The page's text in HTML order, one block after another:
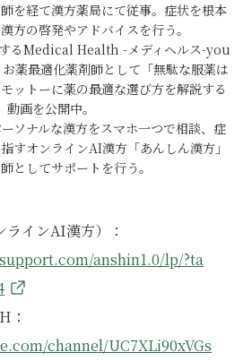
を経て漢方薬局にて従事。症状を根本
方の啓発やアドバイスを行う。
るMedical Health -メディヘルス-you
薬最適化薬剤師として「無駄な服薬は
ットーに薬の最適な選び方を解説する
動画を公開中。
ソナルな漢方をスマホ一つで相談、症
すオンラインAI漢方「あんしん漢方」
としてサポートを行う。
インAI漢方）：
anshin1.0/lp/?ta
：
channel/UC7XLi90xVGs